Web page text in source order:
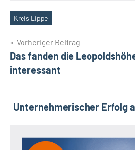
Schlagwörter
Kreis Lippe
Beitragsnavigation
Vorheriger Beitrag
Das fanden die
interessant
Unternehmerischer Erfolg